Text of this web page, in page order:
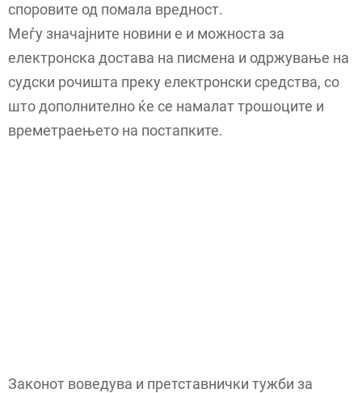
споровите од помала вредност.
Меѓу значајните новини е и можноста за
електронска достава на писмена и одржување на
судски рочишта преку електронски средства, со
што дополнително ќе се намалат трошоците и
времетраењето на постапките.
Законот воведува и претставнички тужби за